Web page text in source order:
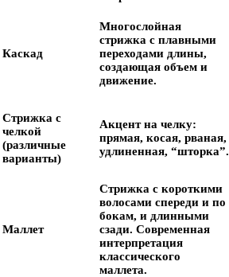
Каскад
Многослойная
стрижка с плавными
переходами длины,
создающая объем и
движение.
Стрижка с
челкой
(различные
варианты)
Акцент на челку:
прямая, косая, рваная,
удлиненная, “шторка”.
Маллет
Стрижка с короткими
волосами спереди и по
бокам, и длинными
сзади. Современная
интерпретация
классического
маллета.